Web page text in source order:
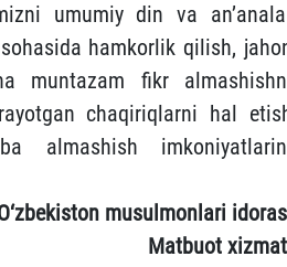
umumiy din va
hamkorlik qilish,
muntazam fikr
chaqiriqlarni hal
almashish
musulmonlari
Matbuot